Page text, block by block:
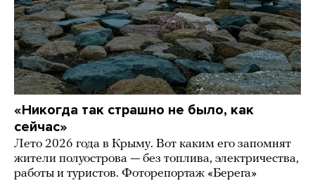
«Никогда так страшно не было, как
сейчас»
Лето 2026 года в Крыму. Вот каким его запомнят
жители полуострова — без топлива, электричества,
работы и туристов. Фоторепортаж «Берега»